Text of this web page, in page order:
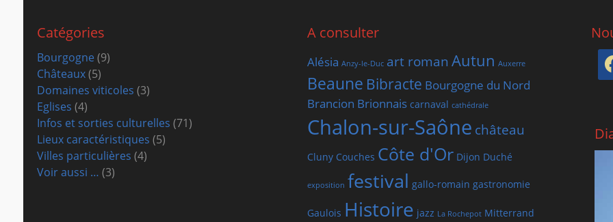
Catégories
Bourgogne (9)
Châteaux(5)
Domaines viticoles (3)
Eglises (4)
Infos et sorties culturelles (71)
Lieux caractéristiques (5)
Villes particulières (4)
Voir aussi … (3)
A consulter
Alésia Anzy-le-Duc art roman Autun Auxerre
Beaune Bibracte Bourgogne du Nord
Brancion Brionnais carnaval cathédrale
Chalon-sur-Saône château
Cluny Couches Côte d'Or Dijon Duché
exposition festival gallo-romain gastronomie
Gaulois Histoire jazz La Rochepot Mitterrand